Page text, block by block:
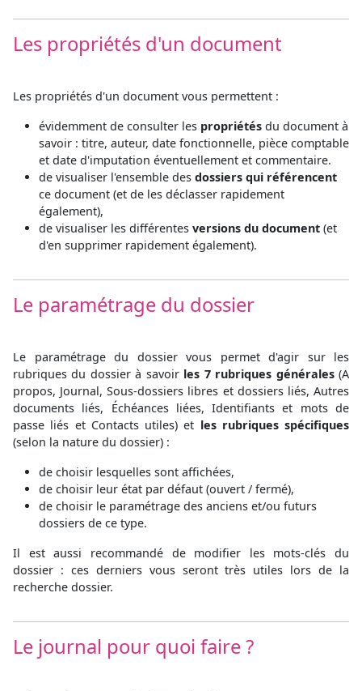
Les propriétés d'un document
Les propriétés d'un document vous permettent :
évidemment de consulter les propriétés du document à
savoir : titre, auteur, date fonctionnelle, pièce comptable
et date d'imputation éventuellement et commentaire.
de visualiser l'ensemble des dossiers qui référencent
ce document (et de les déclasser rapidement
également),
de visualiser les différentes versions du document (et
d'en supprimer rapidement également).
Le paramétrage du dossier
Le paramétrage du dossier vous permet d'agir sur les
rubriques du dossier à savoir les 7 rubriques générales(A
propos, Journal, Sous-dossiers libres et dossiers liés, Autres
documents liés, Échéances liées, Identifiants et mots de
passe liés et Contacts utiles) et les rubriques spécifiques
(selon la nature du dossier) :
de choisir lesquelles sont affichées,
de choisir leur état par défaut (ouvert / fermé),
de choisir le paramétrage des anciens et/ou futurs
dossiers de ce type.
Il est aussi recommandé de modifier les mots-clés du
dossier : ces derniers vous seront très utiles lors de la
recherche dossier.
Le journal pour quoi faire ?